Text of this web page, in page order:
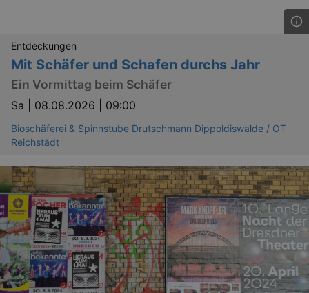
Entdeckungen
Mit Schäfer und Schafen durchs Jahr
Ein Vormittag beim Schäfer
Sa | 08.08.2026 | 09:00
Bioschäferei & Spinnstube Drutschmann Dippoldiswalde / OT
Reichstädt